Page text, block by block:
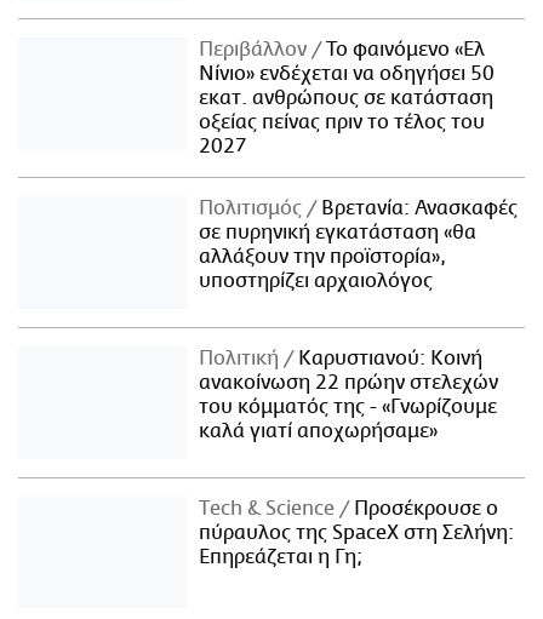
Περιβάλλον
Το φαινόμενο «Ελ
Νίνιο» ενδέχεται να οδηγήσει 50
εκατ. ανθρώπους σε κατάσταση
οξείας πείνας πριν το τέλος του
2027
Πολιτισμός
Βρετανία: Ανασκαφές
σε πυρηνική εγκατάσταση «θα
αλλάξουν την προϊστορία»,
υποστηρίζει αρχαιολόγος
Πολιτική
Καρυστιανού: Κοινή
ανακοίνωση 22 πρώην στελεχών
του κόμματός της - «Γνωρίζουμε
καλά γιατί αποχωρήσαμε»
Τech & Science
Προσέκρουσε ο
πύραυλος της SpaceX στη Σελήνη:
Επηρεάζεται η Γη;